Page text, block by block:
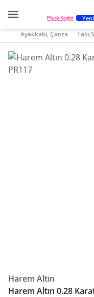
Plus'ı Keşfet Yeni
Ayakkabı, Çanta
Harem Altın
Harem Altın 0.28